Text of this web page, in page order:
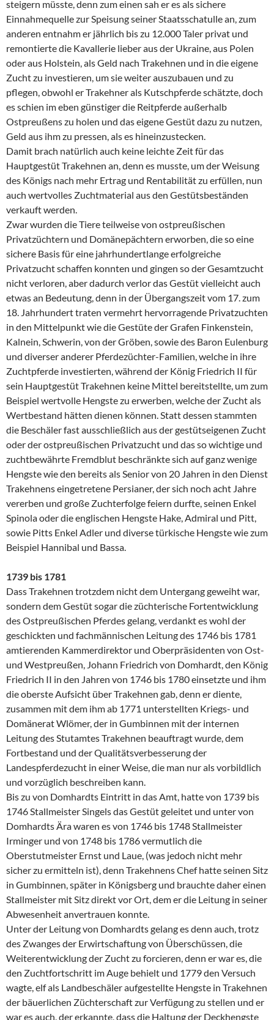
steigern müsste, denn zum einen sah er es als sichere
Einnahmequelle zur Speisung seiner Staatsschatulle an, zum
anderen entnahm er jährlich bis zu 12.000 Taler privat und
remontierte die Kavallerie lieber aus der Ukraine, aus Polen
oder aus Holstein, als Geld nach Trakehnen und in die eigene
Zucht zu investieren, um sie weiter auszubauen und zu
pflegen, obwohl er Trakehner als Kutschpferde schätzte, doch
es schien im eben günstiger die Reitpferde außerhalb
Ostpreußens zu holen und das eigene Gestüt dazu zu nutzen,
Geld aus ihm zu pressen, als es hineinzustecken.
Damit brach natürlich auch keine leichte Zeit für das
Hauptgestüt Trakehnen an, denn es musste, um der Weisung
des Königs nach mehr Ertrag und Rentabilität zu erfüllen, nun
auch wertvolles Zuchtmaterial aus den Gestütsbeständen
verkauft werden.
Zwar wurden die Tiere teilweise von ostpreußischen
Privatzüchtern und Domänepächtern erworben, die so eine
sichere Basis für eine jahrhundertlange erfolgreiche
Privatzucht schaffen konnten und gingen so der Gesamtzucht
nicht verloren, aber dadurch verlor das Gestüt vielleicht auch
etwas an Bedeutung, denn in der Übergangszeit vom 17. zum
18. Jahrhundert traten vermehrt hervorragende Privatzuchten
in den Mittelpunkt wie die Gestüte der Grafen Finkenstein,
Kalnein, Schwerin, von der Gröben, sowie des Baron Eulenburg
und diverser anderer Pferdezüchter-Familien, welche in ihre
Zuchtpferde investierten, während der König Friedrich II für
sein Hauptgestüt Trakehnen keine Mittel bereitstellte, um zum
Beispiel wertvolle Hengste zu erwerben, welche der Zucht als
Wertbestand hätten dienen können. Statt dessen stammten
die Beschäler fast ausschließlich aus der gestütseigenen Zucht
oder der ostpreußischen Privatzucht und das so wichtige und
zuchtbewährte Fremdblut beschränkte sich auf ganz wenige
Hengste wie den bereits als Senior von 20 Jahren in den Dienst
Trakehnens eingetretene Persianer, der sich noch acht Jahre
vererben und große Zuchterfolge feiern durfte, seinen Enkel
Spinola oder die englischen Hengste Hake, Admiral und Pitt,
sowie Pitts Enkel Adler und diverse türkische Hengste wie zum
Beispiel Hannibal und Bassa.
1739 bis 1781
Dass Trakehnen trotzdem nicht dem Untergang geweiht war,
sondern dem Gestüt sogar die züchterische Fortentwicklung
des Ostpreußischen Pferdes gelang, verdankt es wohl der
geschickten und fachmännischen Leitung des 1746 bis 1781
amtierenden Kammerdirektor und Oberpräsidenten von Ost-
und Westpreußen, Johann Friedrich von Domhardt, den König
Friedrich II in den Jahren von 1746 bis 1780 einsetzte und ihm
die oberste Aufsicht über Trakehnen gab, denn er diente,
zusammen mit dem ihm ab 1771 unterstellten Kriegs- und
Domänerat Wlömer, der in Gumbinnen mit der internen
Leitung des Stutamtes Trakehnen beauftragt wurde, dem
Fortbestand und der Qualitätsverbesserung der
Landespferdezucht in einer Weise, die man nur als vorbildlich
und vorzüglich beschreiben kann.
Bis zu von Domhardts Eintritt in das Amt, hatte von 1739 bis
1746 Stallmeister Singels das Gestüt geleitet und unter von
Domhardts Ära waren es von 1746 bis 1748 Stallmeister
Irminger und von 1748 bis 1786 vermutlich die
Oberstutmeister Ernst und Laue, (was jedoch nicht mehr
sicher zu ermitteln ist), denn Trakehnens Chef hatte seinen Sitz
in Gumbinnen, später in Königsberg und brauchte daher einen
Stallmeister mit Sitz direkt vor Ort, dem er die Leitung in seiner
Abwesenheit anvertrauen konnte.
Unter der Leitung von Domhardts gelang es denn auch, trotz
des Zwanges der Erwirtschaftung von Überschüssen, die
Weiterentwicklung der Zucht zu forcieren, denn er war es, die
den Zuchtfortschritt im Auge behielt und 1779 den Versuch
wagte, elf als Landbeschäler aufgestellte Hengste in Trakehnen
der bäuerlichen Züchterschaft zur Verfügung zu stellen und er
war es auch, der erkannte, dass die Haltung der Deckhengste